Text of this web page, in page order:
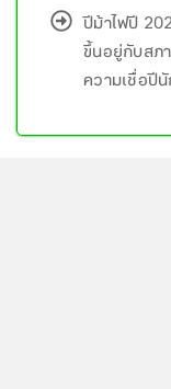
ปีม้าไฟปี
ขึ้นอยู่กับสภ
ความเชื่อปี